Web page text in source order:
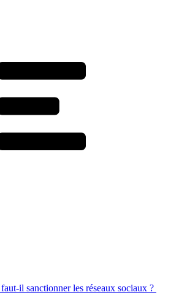
il sanctionner les réseaux sociaux ?